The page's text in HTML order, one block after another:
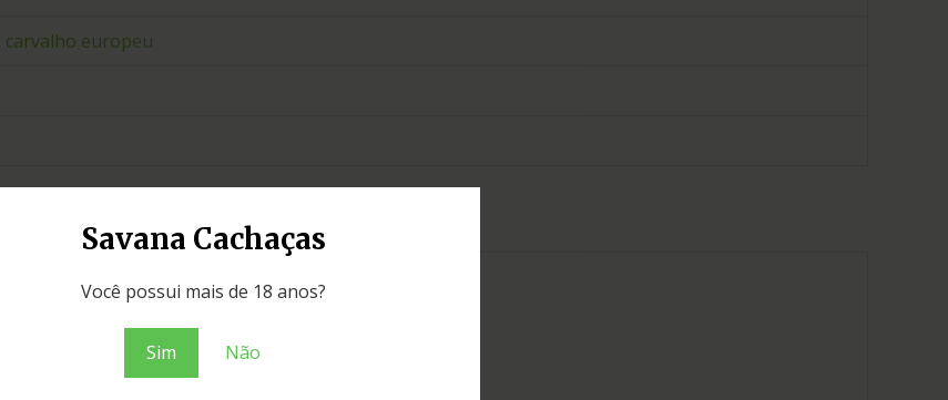
Savana Cachaças
Você possui mais de 18 anos?
Sim Não
carvalho europeu
Premium Reserva 750ml”
obrigatórios são marcados com